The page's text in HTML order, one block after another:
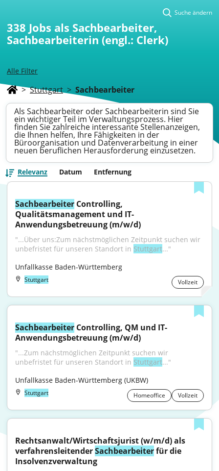
Alle Filter
Suche ändern
338 Jobs als Sachbearbeiter,
Sachbearbeiterin (engl.: Clerk)
> Stuttgart > Sachbearbeiter
Als Sachbearbeiter oder Sachbearbeiterin sind Sie
ein wichtiger Teil im Verwaltungsprozess. Hier
finden Sie zahlreiche interessante Stellenanzeigen,
die Ihnen helfen, Ihre Fähigkeiten in der
Büroorganisation und Datenverarbeitung in einer
neuen beruflichen Herausforderung einzusetzen.
Relevanz Datum Entfernung
Sachbearbeiter Controlling,
Qualitätsmanagement und IT-
Anwendungsbetreuung (m/w/d)
"...Über uns:Zum nächstmöglichen Zeitpunkt suchen wir
unbefristet für unseren Standort in Stuttgart..."
Unfallkasse Baden-Württemberg
Stuttgart Vollzeit
Sachbearbeiter Controlling, QM und IT-
Anwendungsbetreuung (m/w/d)
"...Zum nächstmöglichen Zeitpunkt suchen wir
unbefristet für unseren Standort in Stuttgart..."
Unfallkasse Baden-Württemberg (UKBW)
Stuttgart Homeoffice Vollzeit
Rechtsanwalt/Wirtschaftsjurist (w/m/d) als
verfahrensleitender Sachbearbeiter für die
Insolvenzverwaltung